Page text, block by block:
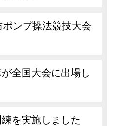
ンプ操法競技大会
全国大会に出場し
を実施しました